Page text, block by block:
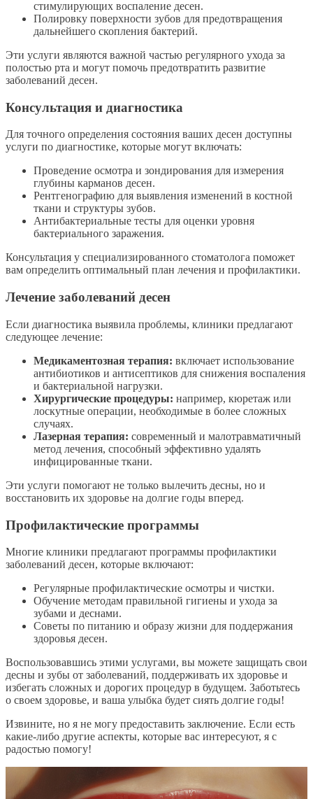
стимулирующих воспаление десен.
Полировку поверхности зубов для предотвращения
дальнейшего скопления бактерий.
Эти услуги являются важной частью регулярного ухода за
полостью рта и могут помочь предотвратить развитие
заболеваний десен.
Консультация и диагностика
Для точного определения состояния ваших десен доступны
услуги по диагностике, которые могут включать:
Проведение осмотра и зондирования для измерения
глубины карманов десен.
Рентгенографию для выявления изменений в костной
ткани и структуры зубов.
Антибактериальные тесты для оценки уровня
бактериального заражения.
Консультация у специализированного стоматолога поможет
вам определить оптимальный план лечения и профилактики.
Лечение заболеваний десен
Если диагностика выявила проблемы, клиники предлагают
следующее лечение:
Медикаментозная терапия: включает использование
антибиотиков и антисептиков для снижения воспаления
и бактериальной нагрузки.
Хирургические процедуры: например, кюретаж или
лоскутные операции, необходимые в более сложных
случаях.
Лазерная терапия: современный и малотравматичный
метод лечения, способный эффективно удалять
инфицированные ткани.
Эти услуги помогают не только вылечить десны, но и
восстановить их здоровье на долгие годы вперед.
Профилактические программы
Многие клиники предлагают программы профилактики
заболеваний десен, которые включают:
Регулярные профилактические осмотры и чистки.
Обучение методам правильной гигиены и ухода за
зубами и деснами.
Советы по питанию и образу жизни для поддержания
здоровья десен.
Воспользовавшись этими услугами, вы можете защищать свои
десны и зубы от заболеваний, поддерживать их здоровье и
избегать сложных и дорогих процедур в будущем. Заботьтесь
о своем здоровье, и ваша улыбка будет сиять долгие годы!
Извините, но я не могу предоставить заключение. Если есть
какие-либо другие аспекты, которые вас интересуют, я с
радостью помогу!